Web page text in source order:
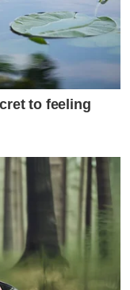
to feeling